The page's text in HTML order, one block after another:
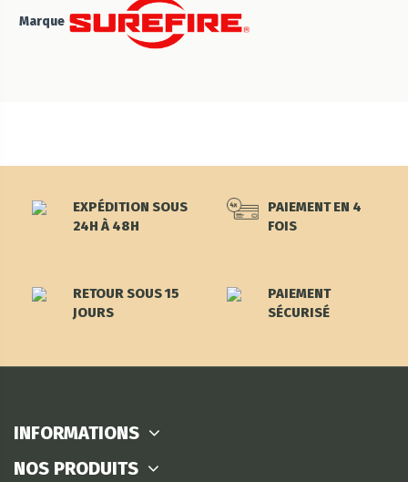
Marque
EXPÉDITION SOUS
24H À 48H
PAIEMENT EN 4
FOIS
RETOUR SOUS 15
JOURS
PAIEMENT
SÉCURISÉ
INFORMATIONS
NOS PRODUITS